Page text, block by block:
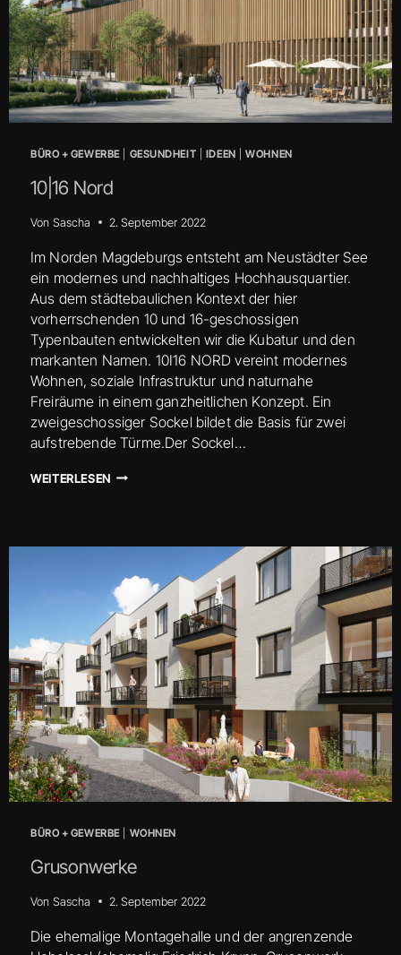
BÜRO + GEWERBE| GESUNDHEIT IDEEN |WOHNEN
10|16 Nord
Von Sascha 2. September 2022
Im Norden Magdeburgs entsteht am Neustädter See
ein modernes und nachhaltiges Hochhausquartier.
Aus dem städtebaulichen Kontext der hier
vorherrschenden 10 und 16-geschossigen
Typenbauten entwickelten wir die Kubatur und den
markanten Namen. 10I16 NORD vereint modernes
Wohnen, soziale Infrastruktur und naturnahe
Freiräume in einem ganzheitlichen Konzept. Ein
zweigeschossiger Sockel bildet die Basis für zwei
aufstrebende Türme.Der Sockel…
WEITERLESEN 10|16
BÜRO + GEWERBE| WOHNEN
Grusonwerke
Von Sascha 2. September 2022
Die ehemalige Montagehalle und der angrenzende